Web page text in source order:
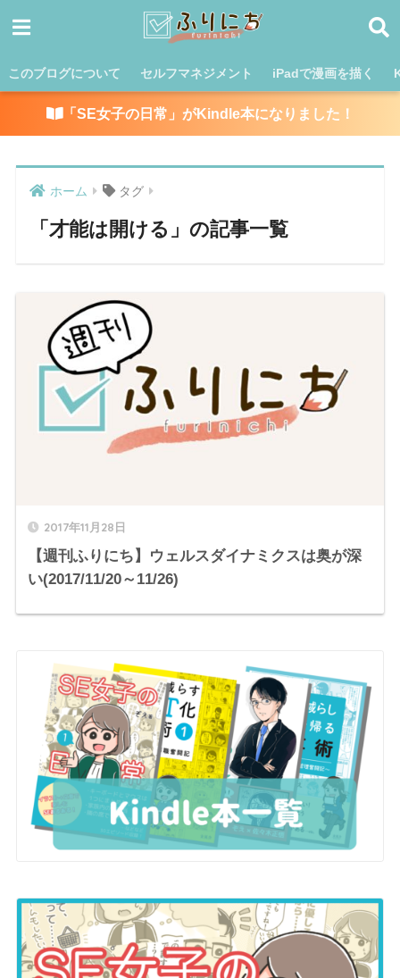
このブログについて セルフマネジメント iPadで漫画を描く
「SE女子の日常」がKindle本になりました！
ホーム タグ
「才能は開ける」の記事一覧
2017年11月28日
【週刊ふりにち】ウェルスダイナミクスは奥が深
い(2017/11/20～11/26)